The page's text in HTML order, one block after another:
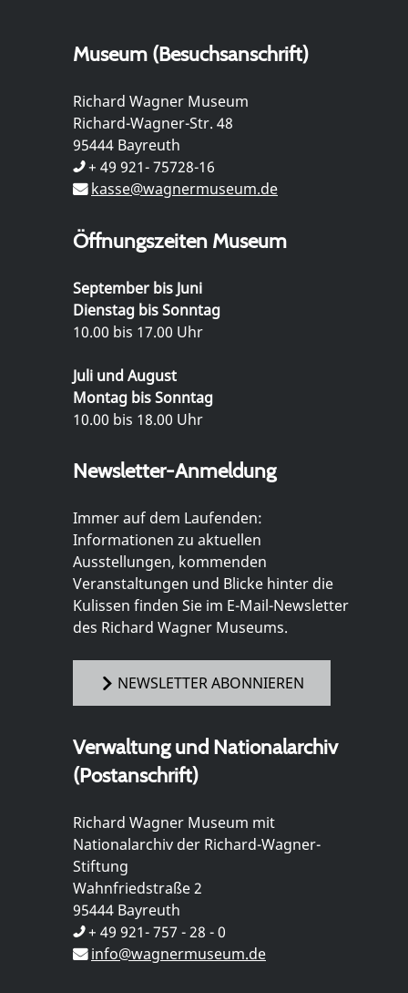
Museum (Besuchsanschrift)
Richard Wagner Museum
Richard-Wagner-Str. 48
95444 Bayreuth
+ 49 921- 75728-16
kasse@wagnermuseum.de
Öffnungszeiten Museum
September bis Juni
Dienstag bis Sonntag
10.00 bis 17.00 Uhr
Juli und August
Montag bis Sonntag
10.00 bis 18.00 Uhr
Newsletter-Anmeldung
Immer auf dem Laufenden:
Informationen zu aktuellen
Ausstellungen, kommenden
Veranstaltungen und Blicke hinter die
Kulissen finden Sie im E-Mail-Newsletter
des Richard Wagner Museums.
NEWSLETTER ABONNIEREN
Verwaltung und Nationalarchiv
(Postanschrift)
Richard Wagner Museum mit
Nationalarchiv der Richard-Wagner-
Stiftung
Wahnfriedstraße 2
95444 Bayreuth
+ 49 921- 757 - 28 - 0
info@wagnermuseum.de